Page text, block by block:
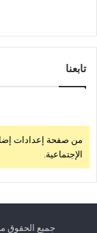
تابعنا
من صفحة إعدادات
الإجتماعية.
جميع الحقوق